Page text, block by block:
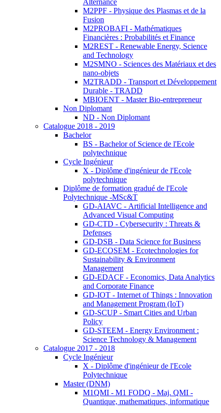
Alternance
M2PPF - Physique des Plasmas et de la
Fusion
M2PROBAFI - Mathématiques
Financières : Probabilités et Finance
M2REST - Renewable Energy, Science
and Technology
M2SMNO - Sciences des Matériaux et des
nano-objets
M2TRADD - Transport et Développement
Durable - TRADD
MBIOENT - Master Bio-entrepreneur
Non Diplomant
ND - Non Diplomant
Catalogue 2018 - 2019
Bachelor
BS - Bachelor of Science de l'Ecole
polytechnique
Cycle Ingénieur
X - Diplôme d'ingénieur de l'Ecole
polytechnique
Diplôme de formation gradué de l'Ecole
Polytechnique -MSc&T
GD-AIAVC - Artificial Intelligence and
Advanced Visual Computing
GD-CTD - Cybersecurity : Threats &
Defenses
GD-DSB - Data Science for Business
GD-ECOSEM - Ecotechnologies for
Sustainability & Environment
Management
GD-EDACF - Economics, Data Analytics
and Corporate Finance
GD-IOT - Internet of Things : Innovation
and Management Program (IoT)
GD-SCUP - Smart Cities and Urban
Policy
GD-STEEM - Energy Environment :
Science Technology & Management
Catalogue 2017 - 2018
Cycle Ingénieur
X - Diplôme d'ingénieur de l'Ecole
Polytechnique
Master (DNM)
M1QMI - M1 FODQ - Maj. QMI -
Quantique, mathematiques, informatique